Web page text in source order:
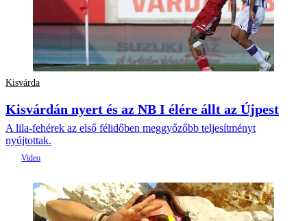
Kisvárda
Kisvárdán nyert és az NB I élére állt az Újpest
A lila-fehérek az első félidőben meggyőzőbb teljesítményt
nyújtottak.